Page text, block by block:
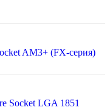
AM3+ (FX-серия)
Socket LGA 1851